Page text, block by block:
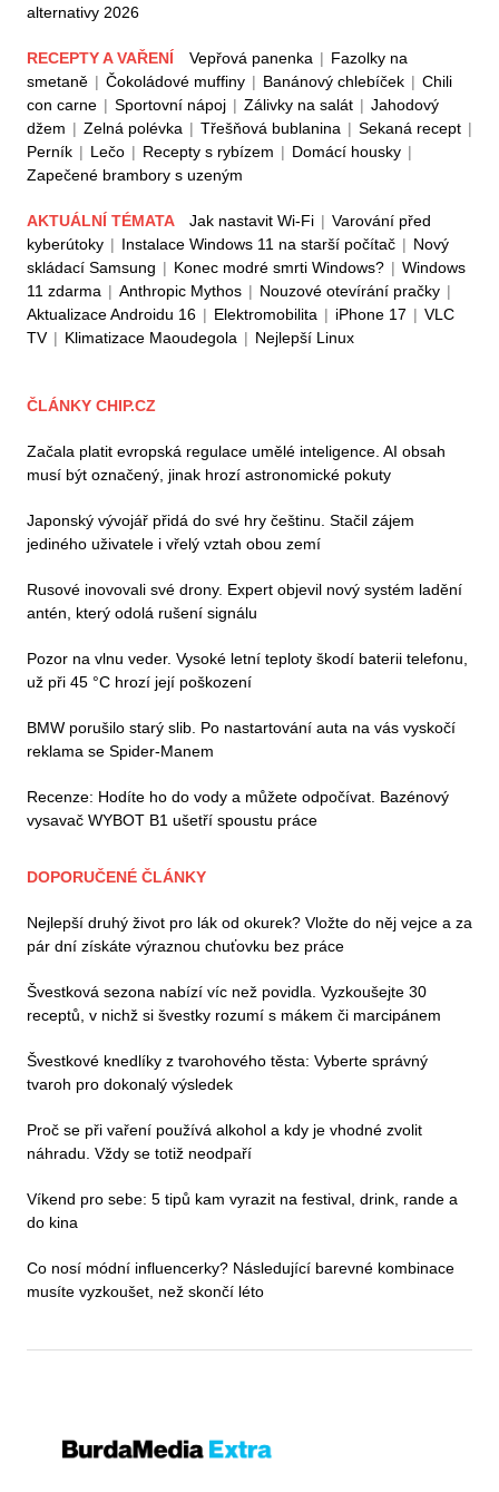
alternativy 2026
RECEPTY A VAŘENÍ Vepřová panenka | Fazolky na
smetaně | Čokoládové muffiny | Banánový chlebíček | Chili
con carne | Sportovní nápoj | Zálivky na salát | Jahodový
džem | Zelná polévka | Třešňová bublanina | Sekaná recept |
Perník | Lečo | Recepty s rybízem | Domácí housky |
Zapečené brambory s uzeným
AKTUÁLNÍ TÉMATA Jak nastavit Wi-Fi | Varování před
kyberútoky | Instalace Windows 11 na starší počítač | Nový
skládací Samsung | Konec modré smrti Windows? | Windows
11 zdarma | Anthropic Mythos | Nouzové otevírání pračky |
Aktualizace Androidu 16 | Elektromobilita | iPhone 17 | VLC
TV | Klimatizace Maoudegola | Nejlepší Linux
ČLÁNKY CHIP.CZ
Začala platit evropská regulace umělé inteligence. AI obsah
musí být označený, jinak hrozí astronomické pokuty
Japonský vývojář přidá do své hry češtinu. Stačil zájem
jediného uživatele i vřelý vztah obou zemí
Rusové inovovali své drony. Expert objevil nový systém ladění
antén, který odolá rušení signálu
Pozor na vlnu veder. Vysoké letní teploty škodí baterii telefonu,
už při 45 °C hrozí její poškození
BMW porušilo starý slib. Po nastartování auta na vás vyskočí
reklama se Spider-Manem
Recenze: Hodíte ho do vody a můžete odpočívat. Bazénový
vysavač WYBOT B1 ušetří spoustu práce
DOPORUČENÉ ČLÁNKY
Nejlepší druhý život pro lák od okurek? Vložte do něj vejce a za
pár dní získáte výraznou chuťovku bez práce
Švestková sezona nabízí víc než povidla. Vyzkoušejte 30
receptů, v nichž si švestky rozumí s mákem či marcipánem
Švestkové knedlíky z tvarohového těsta: Vyberte správný
tvaroh pro dokonalý výsledek
Proč se při vaření používá alkohol a kdy je vhodné zvolit
náhradu. Vždy se totiž neodpaří
Víkend pro sebe: 5 tipů kam vyrazit na festival, drink, rande a
do kina
Co nosí módní influencerky? Následující barevné kombinace
musíte vyzkoušet, než skončí léto